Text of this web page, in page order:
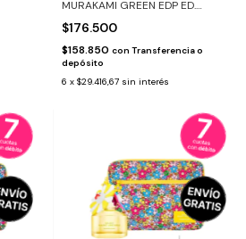
MURAKAMI GREEN EDP ED.
$176.500
$158.850 con Transferencia o
depósito
6 x $29.416,67 sin interés